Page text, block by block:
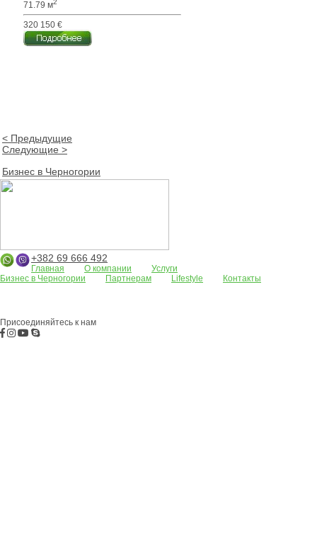
71.79 м2
320 150 €
< Предыдущие
Следующие >
Бизнес в Черногории
+382 69 666 492
Главная О компании
Услуги
Бизнес в Черногории
Партнерам Lifestyle Контакты
Присоединяйтесь к нам